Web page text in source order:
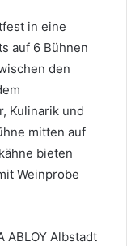
in eine
auf 6 Bühnen
den
Kulinarik und
mitten auf
bieten
Weinprobe
ABLOY Albstadt